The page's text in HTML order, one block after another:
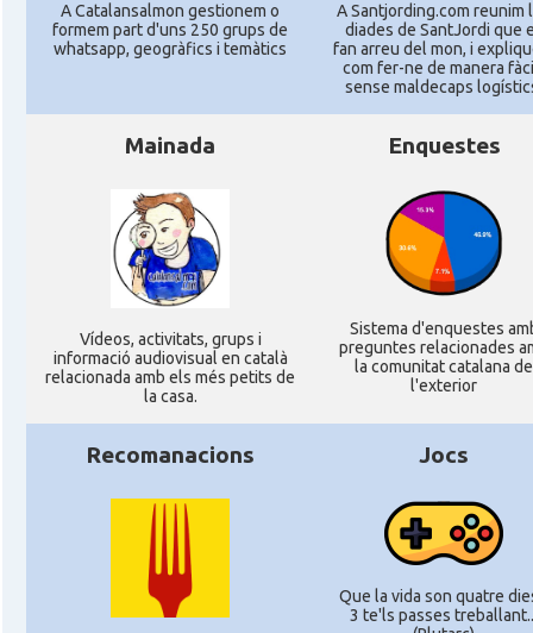
A Catalansalmon gestionem o
formem part d'uns 250 grups de
whatsapp, geogràfics i temàtics
A Santjording.com reunim
diades de SantJordi que
fan arreu del mon, i
com fer-ne de manera
sense maldecaps
Mainada
Ví­deos, activitats, grups i
informació audiovisual en català
relacionada amb els més petits de
la casa.
Enquestes
Sistema d'enquestes
preguntes relacionades
la comunitat catalana de
l'exterior
Recomanacions Jocs
Que la vida son quatre
3 te'ls passes